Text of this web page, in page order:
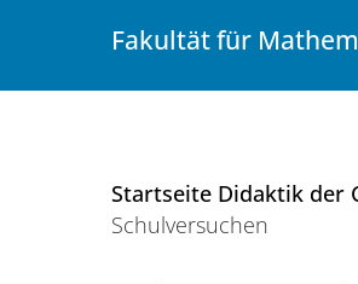
Fakultät für
Startseite Didaktik der
Schulversuchen